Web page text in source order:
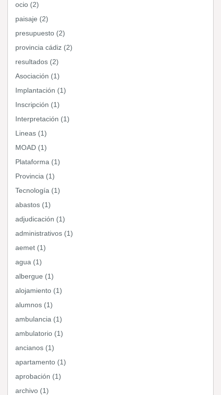
ocio (2)
paisaje (2)
presupuesto (2)
provincia cádiz (2)
resultados (2)
Asociación (1)
Implantación (1)
Inscripción (1)
Interpretación (1)
Lineas (1)
MOAD (1)
Plataforma (1)
Provincia (1)
Tecnología (1)
abastos (1)
adjudicación (1)
administrativos (1)
aemet (1)
agua (1)
albergue (1)
alojamiento (1)
alumnos (1)
ambulancia (1)
ambulatorio (1)
ancianos (1)
apartamento (1)
aprobación (1)
archivo (1)